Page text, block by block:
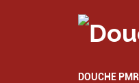
DOUCHE PMR